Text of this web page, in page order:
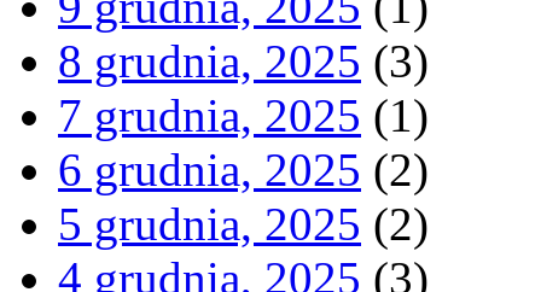
8 grudnia, 2025 (3)
7 grudnia, 2025 (1)
6 grudnia, 2025 (2)
5 grudnia, 2025 (2)
4 grudnia, 2025 (3)